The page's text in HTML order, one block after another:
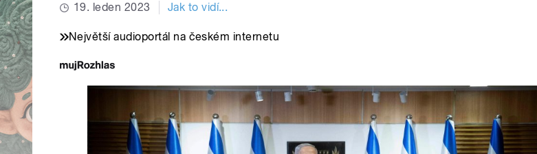
19. leden 2023 Jak to vidí...
Největší audioportál na českém internetu